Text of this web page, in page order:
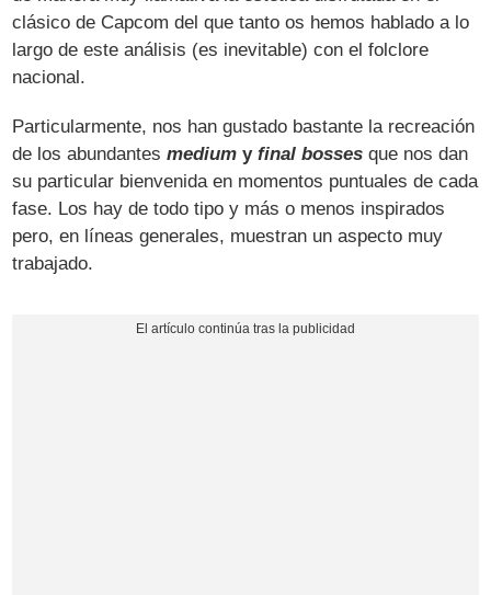
clásico de Capcom del que tanto os hemos hablado a lo
largo de este análisis (es inevitable) con el folclore
nacional.
Particularmente, nos han gustado bastante la recreación
de los abundantesmedium yfinal bosses que nos dan
su particular bienvenida en momentos puntuales de cada
fase. Los hay de todo tipo y más o menos inspirados
pero, en líneas generales, muestran un aspecto muy
trabajado.